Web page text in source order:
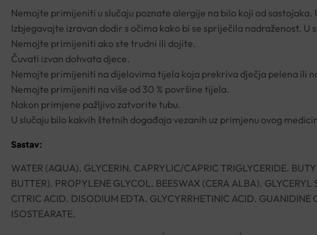
Nemojte primijeniti u slučaju poznate alergije na bilo koji od
Izbjegavajte izravan dodir s očima kako bi se spriječila nadraženost.
Nemojte primijeniti ako ste trudni ili dojite.
Čuvati izvan dohvata djece.
Nemojte primijeniti na dijelovima tijela koja prekriva dječja pelena ili
Nemojte primijeniti na više od 30 % površine tijela.
Nakon primjene pažljivo zatvorite tubu.
U slučaju bilo kakvih štetnih događaja vezanih uz primjenu ovog
Sastav:
WATER (AQUA). GLYCERIN. CAPRYLIC/CAPRIC TRIGLYCERIDE.
BUTTER). PROPYLENE GLYCOL. BEESWAX (CERA ALBA).
CITRIC ACID. DISODIUM EDTA. GLYCYRRHETINIC ACID.
ISOSTEARATE.